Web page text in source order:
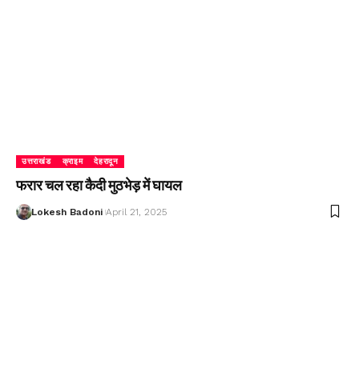
उत्तराखंड क्राइम देहरादून
फरार चल रहा कैदी मुठभेड़ में घायल
Lokesh Badoni April 21, 2025